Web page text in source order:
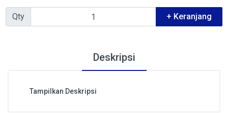
Qty + Keranjang
Deskripsi
Tampilkan Deskripsi